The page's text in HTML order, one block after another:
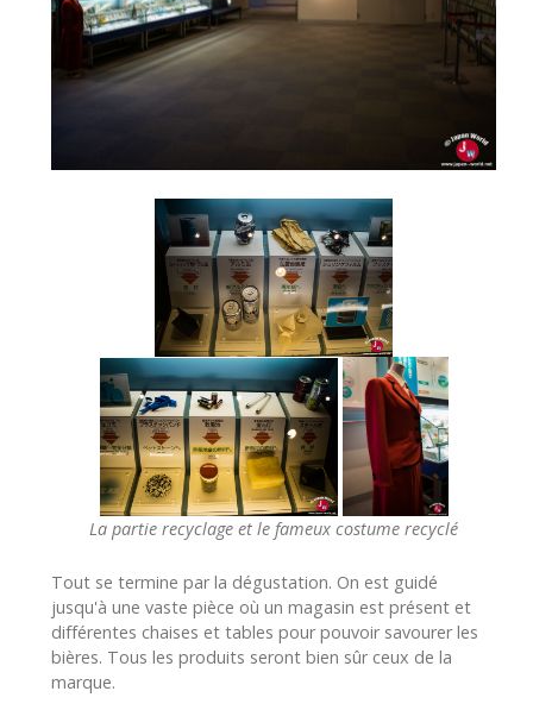
La partie recyclage et le fameux costume recyclé
Tout se termine par la dégustation. On est guidé
jusqu'à une vaste pièce où un magasin est présent et
différentes chaises et tables pour pouvoir savourer les
bières. Tous les produits seront bien sûr ceux de la
marque.